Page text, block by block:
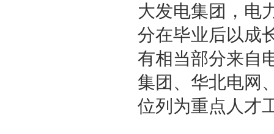
大发电集团，电
分在毕业后以成
有相当部分来自
集团、华北电网
位列为重点人才